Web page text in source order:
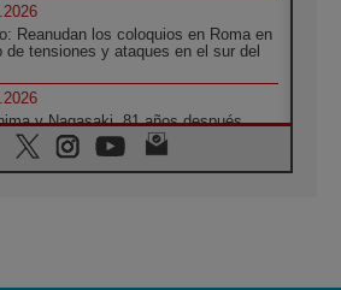
Reanudan los coloquios en Roma en
de tensiones y ataques en el sur del
y Nagasaki, 81 años después.
"Diez Días Oración por la Paz"